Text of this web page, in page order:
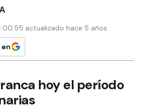
00:55 actualizado hace 5 años
hoy el período